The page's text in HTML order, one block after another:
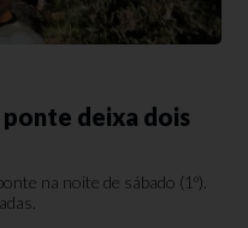
deixa dois
na noite de sábado (1º).